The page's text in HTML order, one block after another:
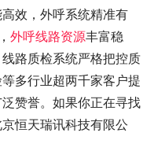
效，外呼系统精准有
外呼线路资源丰富稳
路质检系统严格把控质
多行业超两千家客户提
赞誉。如果你正在寻找
恒天瑞讯科技有限公